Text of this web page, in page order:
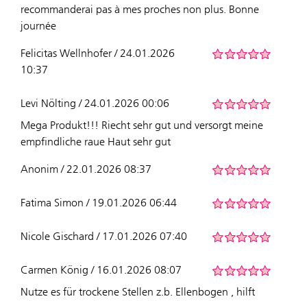
recommanderai pas à mes proches non plus. Bonne
journée
Felicitas Wellnhofer / 24.01.2026
10:37
Levi Nölting / 24.01.2026 00:06
Mega Produkt!!! Riecht sehr gut und versorgt meine
empfindliche raue Haut sehr gut
Anonim / 22.01.2026 08:37
Fatima Simon / 19.01.2026 06:44
Nicole Gischard / 17.01.2026 07:40
Carmen König / 16.01.2026 08:07
Nutze es für trockene Stellen z.b. Ellenbogen , hilft